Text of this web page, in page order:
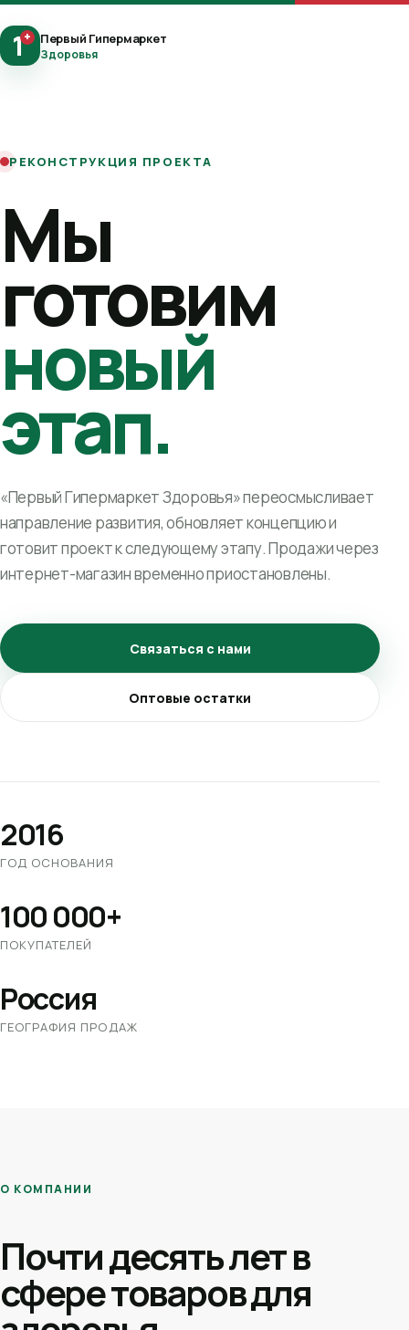
1+ Первый Гипермаркет
Здоровья
РЕКОНСТРУКЦИЯ ПРОЕКТА
Мы
готовим
новый
этап.
«Первый Гипермаркет Здоровья» переосмысливает
направление развития, обновляет концепцию и
готовит проект к следующему этапу. Продажи через
интернет-магазин временно приостановлены.
Связаться с нами
Оптовые остатки
2016
ГОД ОСНОВАНИЯ
100 000+
ПОКУПАТЕЛЕЙ
Россия
ГЕОГРАФИЯ ПРОДАЖ
О КОМПАНИИ
Почти десять лет в
сфере товаров для